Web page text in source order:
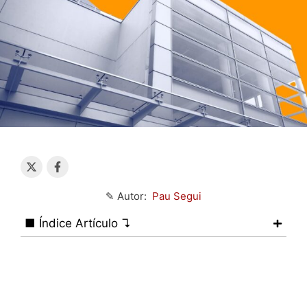
✎ Autor: Pau Segui
■ Índice Artículo ↴